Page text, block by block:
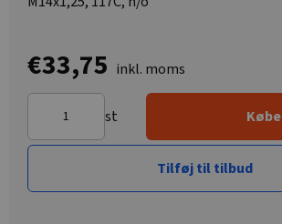
€33,75 inkl. moms
st Købe
Tilføj til tilbud